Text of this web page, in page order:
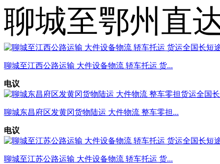
聊城至鄂州直
聊城至江西公路运输 大件设备物流 轿车托运 货...
电议
聊城东昌府区发黄冈货物陆运 大件物流 整车零担...
电议
聊城至江苏公路运输 大件设备物流 轿车托运 货...